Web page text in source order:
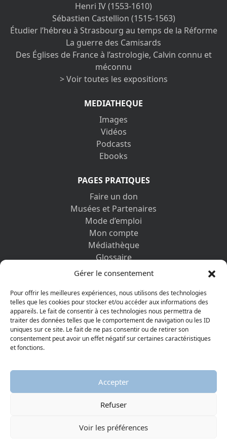
Gérer le consentement
Pour offrir les meilleures expériences, nous utilisons des technologies
telles que les cookies pour stocker et/ou accéder aux informations des
appareils. Le fait de consentir à ces technologies nous permettra de
traiter des données telles que le comportement de navigation ou les ID
uniques sur ce site. Le fait de ne pas consentir ou de retirer son
consentement peut avoir un effet négatif sur certaines caractéristiques
et fonctions.
Accepter
Refuser
Voir les préférences
Henri IV (1553-1610)
Sébastien Castellion (1515-1563)
Étudier l’hébreu à Strasbourg au temps de la Réforme
La guerre des Camisards
Des Églises de France à l’astrologie, Calvin connu et
méconnu
> Voir toutes les expositions
MEDIATHEQUE
Images
Vidéos
Podcasts
Ebooks
PAGES PRATIQUES
Faire un don
Musées et Partenaires
Mode d’emploi
Mon compte
Médiathèque
Glossaire
Contactez-nous
Vos informations personnelles et cookies
DÉCOUVRIR AUSSI
© 2026 Musée protestant